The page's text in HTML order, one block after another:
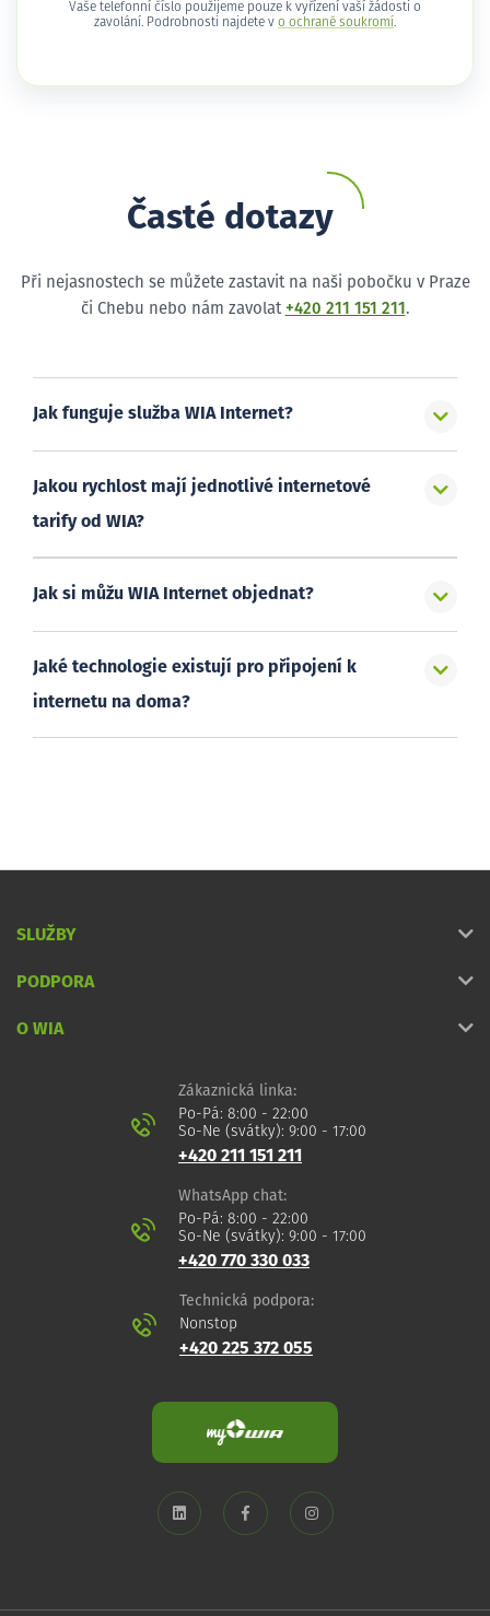
Vaše telefonní číslo použijeme pouze k vyřízení vaší žádosti o
zavolání. Podrobnosti najdete v o ochraně soukromí .
Časté dotazy
Při nejasnostech se můžete zastavit na naši pobočku v Praze
či Chebu nebo nám zavolat +420 211 151 211 .
Jak funguje služba WIA Internet?
Jakou rychlost mají jednotlivé internetové
tarify od WIA?
Jak si můžu WIA Internet objednat?
Jaké technologie existují pro připojení k
internetu na doma?
SLUŽBY
PODPORA
O WIA
Zákaznická linka:
Po-Pá: 8:00 - 22:00
So-Ne (svátky): 9:00 - 17:00
+420 211 151 211
WhatsApp chat:
Po-Pá: 8:00 - 22:00
So-Ne (svátky): 9:00 - 17:00
+420 770 330 033
Technická podpora:
Nonstop
+420 225 372 055